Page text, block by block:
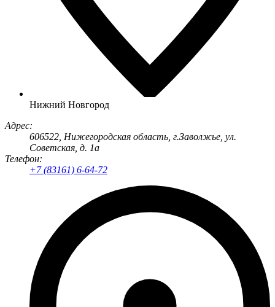
Нижний Новгород
Адрес:
606522 , Нижегородская область, г.Заволжье ул.
Советская, д. 1а
Телефон:
+7 (83161) 6-64-72